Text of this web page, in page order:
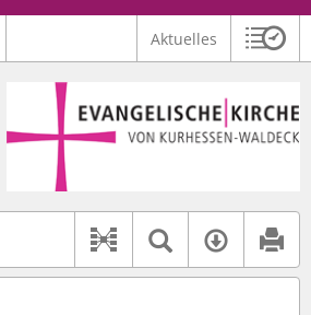
Aktuelles
oder "Pfarrerausschuss".
Waldeck
Dokument-
Textsuche